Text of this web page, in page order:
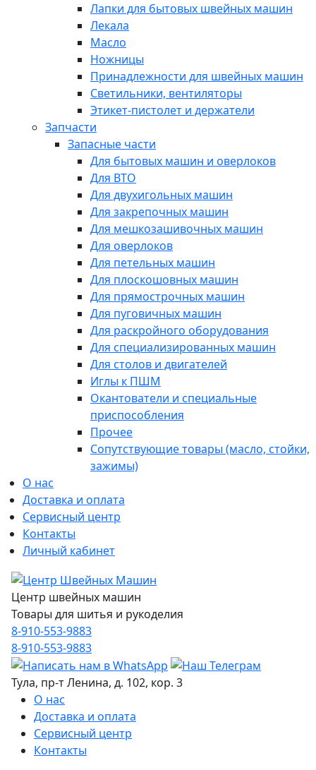
Лапки для бытовых швейных машин
Лекала
Масло
Ножницы
Принадлежности для швейных машин
Светильники, вентиляторы
Этикет-пистолет и держатели
Запчасти
Запасные части
Для бытовых машин и оверлоков
Для ВТО
Для двухигольных машин
Для закрепочных машин
Для мешкозашивочных машин
Для оверлоков
Для петельных машин
Для плоскошовных машин
Для прямострочных машин
Для пуговичных машин
Для раскройного оборудования
Для специализированных машин
Для столов и двигателей
Иглы к ПШМ
Окантователи и специальные
приспособления
Прочее
Сопутствующие товары (масло, стойки,
зажимы)
О нас
Доставка и оплата
Сервисный центр
Контакты
Личный кабинет
Центр швейных машин
Товары для шитья и рукоделия
8-910-553-9883
8-910-553-9883
Тула, пр-т Ленина, д. 102, кор. 3
О нас
Доставка и оплата
Сервисный центр
Контакты